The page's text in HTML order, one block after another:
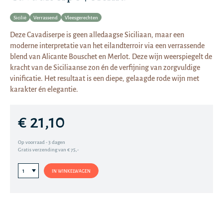
Sicilië Verrassend Vleesgerechten
Deze Cavadiserpe is geen alledaagse Siciliaan, maar een
moderne interpretatie van het eilandterroir via een verrassende
blend van Alicante Bouschet en Merlot. Deze wijn weerspiegelt de
kracht van de Siciliaanse zon én de verfijning van zorgvuldige
vinificatie. Het resultaat is een diepe, gelaagde rode wijn met
karakter én elegantie.
€ 21,10
Op voorraad - 3 dagen
Gratis verzending van € 75,-
IN WINKELWAGEN